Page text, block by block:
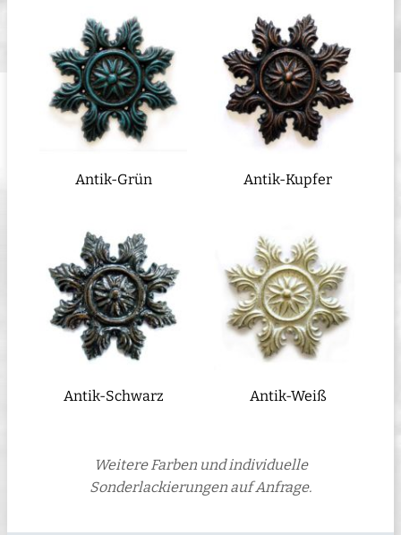
Antik-Grün Antik-Kupfer
Antik-Schwarz Antik-Weiß
Weitere Farben und individuelle
Sonderlackierungen auf Anfrage.